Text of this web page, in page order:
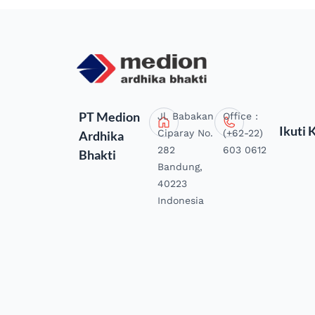
PT Medion
Ardhika
Bhakti
Jl. Babakan
Ciparay No.
282
Bandung,
40223
Indonesia
Office :
(+62-22)
603 0612
Ikuti